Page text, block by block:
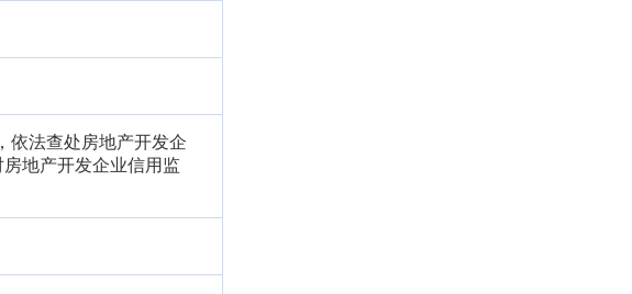
依法查处房地产开发企
地产开发企业信用监